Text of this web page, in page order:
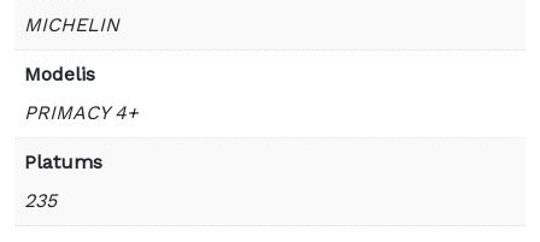
MICHELIN
Modelis
PRIMACY 4+
Platums
235